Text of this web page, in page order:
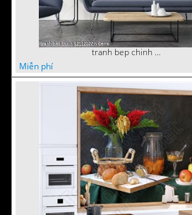
tranh bep chinh 12112022 h
Miễn phí